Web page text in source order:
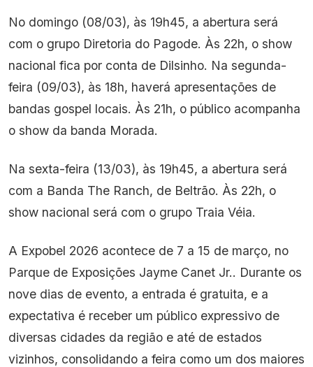
No domingo (08/03), às 19h45, a abertura será
com o grupo Diretoria do Pagode. Às 22h, o show
nacional fica por conta de Dilsinho. Na segunda-
feira (09/03), às 18h, haverá apresentações de
bandas gospel locais. Às 21h, o público acompanha
o show da banda Morada.
Na sexta-feira (13/03), às 19h45, a abertura será
com a Banda The Ranch, de Beltrão. Às 22h, o
show nacional será com o grupo Traia Véia.
A Expobel 2026 acontece de 7 a 15 de março, no
Parque de Exposições Jayme Canet Jr.. Durante os
nove dias de evento, a entrada é gratuita, e a
expectativa é receber um público expressivo de
diversas cidades da região e até de estados
vizinhos, consolidando a feira como um dos maiores